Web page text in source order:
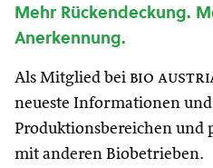
Mehr Rückendeckung.
Anerkennung.
Als Mitglied bei bio
neueste Informationen
Produktionsbereichen und
mit anderen Biobetrieben.